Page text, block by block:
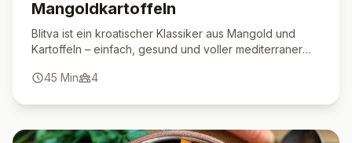
Mangoldkartoffeln
Blitva ist ein kroatischer Klassiker aus Mangold und
Kartoffeln – einfach, gesund und voller mediterraner
45 Min 4